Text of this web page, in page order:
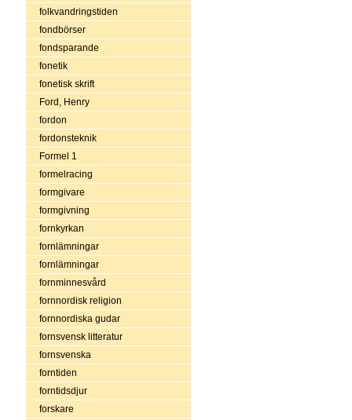
folkvandringstiden
fondbörser
fondsparande
fonetik
fonetisk skrift
Ford, Henry
fordon
fordonsteknik
Formel 1
formelracing
formgivare
formgivning
fornkyrkan
fornlämningar
fornlämningar
fornminnesvård
fornnordisk religion
fornnordiska gudar
fornsvensk litteratur
fornsvenska
forntiden
forntidsdjur
forskare